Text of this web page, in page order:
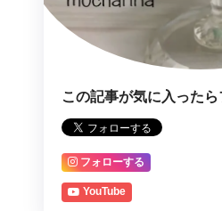
この記事が気に入った
フォローする
YouTube